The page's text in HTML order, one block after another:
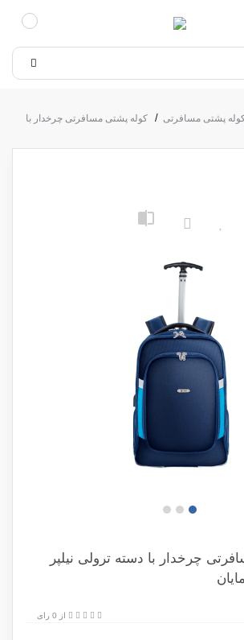
پشتی مسافرتی کوله پشتی مسافرتی چرخدار با دسته
چرخدار با دسته ترولی نیلپر
از 0 رای